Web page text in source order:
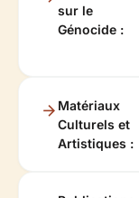
sur le
Génocide :
Matériaux
Culturels et
Artistiques :